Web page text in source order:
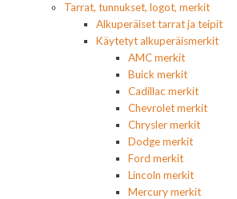
Tarrat, tunnukset, logot, merkit
Alkuperäiset tarrat ja teipit
Käytetyt alkuperäismerkit
AMC merkit
Buick merkit
Cadillac merkit
Chevrolet merkit
Chrysler merkit
Dodge merkit
Ford merkit
Lincoln merkit
Mercury merkit